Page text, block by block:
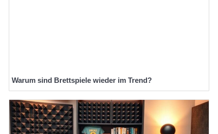
Warum sind Brettspiele wieder im Trend?